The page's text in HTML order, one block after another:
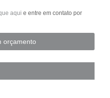
aqui e entre em contato por
orçamento